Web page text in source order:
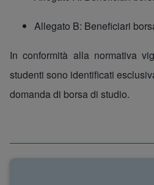
Allegato B: Beneficiari
In conformità alla normativa
studenti sono identificati
domanda di borsa di studio.